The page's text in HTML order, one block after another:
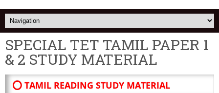
SPECIAL TET TAMIL PAPER 1
& 2 STUDY MATERIAL
⭕ TAMIL READING STUDY MATERIAL